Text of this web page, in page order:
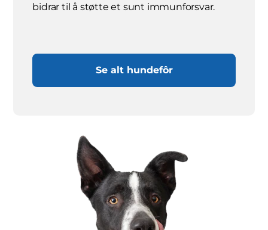
bidrar til å støtte et sunt immunforsvar.
Se alt hundefôr